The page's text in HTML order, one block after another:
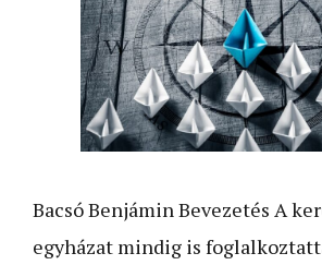
Bacsó Benjámin Bevezetés A
egyházat mindig is